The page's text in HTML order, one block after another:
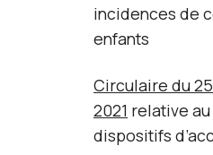
incidences de
enfants
Circulaire du
2021 relative
dispositifs